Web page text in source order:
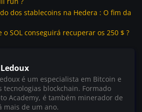
dos stablecoins na Hedera : O fim da
o SOL conseguirá recuperar os 250 $ ?
é um especialista em Bitcoin e
tecnologias blockchain. Formado
Academy, é também minerador de
mais de um ano.